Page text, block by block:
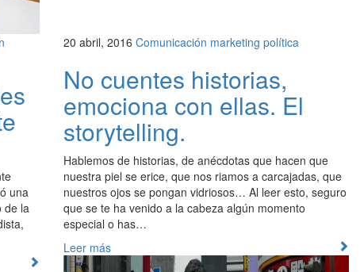
una
de la
20 abril, 2016 Comunicación marketing política
No cuentes historias,
emociona con ellas. El
storytelling.
Hablemos de historias, de anécdotas que hacen que
nuestra piel se erice, que nos riamos a carcajadas, que
nuestros ojos se pongan vidriosos… Al leer esto, seguro
que se te ha venido a la cabeza algún momento
especial o has…
Leer más